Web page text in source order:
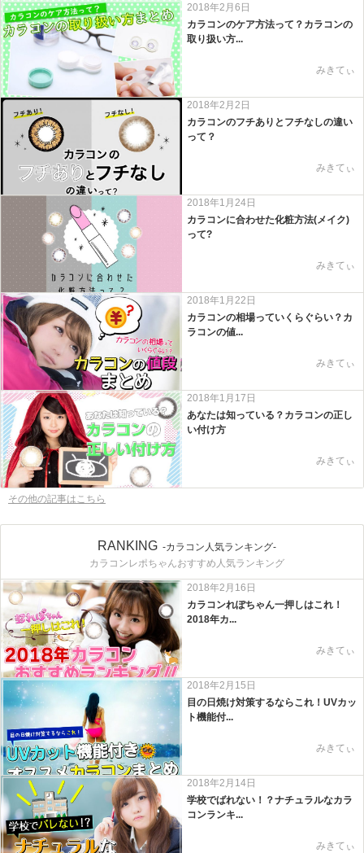
2018年2月6日
カラコンのケア方法って？カラコンの
取り扱い方...
みきてぃ
2018年2月2日
カラコンのフチありとフチなしの違い
って？
みきてぃ
2018年1月24日
カラコンに合わせた化粧方法(メイク)
って?
みきてぃ
2018年1月22日
カラコンの相場っていくらぐらい？カ
ラコンの値...
みきてぃ
2018年1月17日
あなたは知っている？カラコンの正し
い付け方
みきてぃ
その他の記事はこちら
RANKING -カラコン人気ランキング-
カラコンレポちゃんおすすめ人気ランキング
2018年2月16日
カラコンれぽちゃん一押しはこれ！
2018年カ...
みきてぃ
2018年2月15日
目の日焼け対策するならこれ！UVカッ
ト機能付...
みきてぃ
2018年2月14日
学校でばれない！？ナチュラルなカラ
コンランキ...
みきてぃ